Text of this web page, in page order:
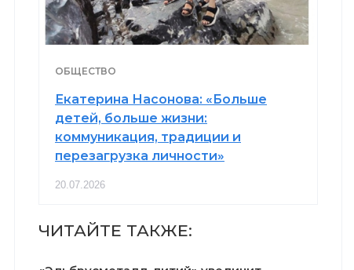
ОБЩЕСТВО
Екатерина Насонова: «Больше
детей, больше жизни:
коммуникация, традиции и
перезагрузка личности»
20.07.2026
ЧИТАЙТЕ ТАКЖЕ: